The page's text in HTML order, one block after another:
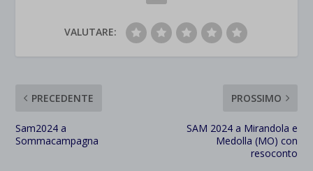
VALUTARE:
PRECEDENTE
Sam2024 a
Sommacampagna
PROSSIMO
SAM 2024 a Mirandola e
Medolla (MO) con
resoconto